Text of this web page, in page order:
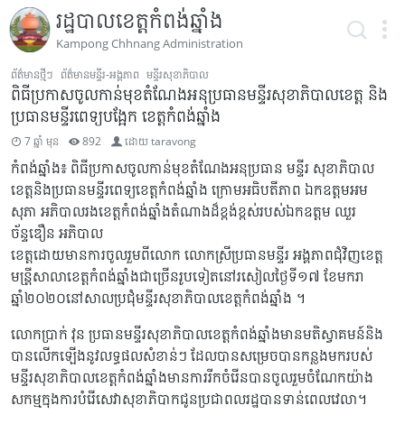
រដ្ឋបាលខេត្តកំពង់ឆ្នាំង
Kampong Chhnang Administration
ព័ត៌មានថ្មីៗ ព័ត៌មានមន្ទីរ-អង្គភាព មន្ទីរសុខាភិបាល
ពិធីប្រកាសចូលកាន់មុខតំណែងអនុប្រធានមន្ទីរសុខាភិបាលខេត្ត និង
ប្រធានមន្ទីរពេទ្យបង្អែក ខេត្តកំពង់ឆ្នាំង
7 ឆ្នាំ មុន 892 ដោយtaravong
កំពង់ឆ្នាំង៖ ពិធីប្រកាសចូលកាន់មុខតំណែងអនុប្រធាន មន្ទីរ សុខាភិបាល
ខេត្តនិងប្រធានមន្ទីរពេទ្យខេត្តកំពង់ឆ្នាំង ក្រោមអធិបតីភាព ឯកឧត្តមអម
សុភា អភិបាលរងខេត្តកំពង់ឆ្នាំងតំណាងដ៏ខ្ពង់ខ្ពស់របស់ឯកឧត្តម ឈួរ
ច័ន្ទឌឿន អភិបាល
ខេត្តដោយមានការចូលរួមពីលោក លោកស្រីប្រធានមន្ទីរ អង្គភាពជុំវិញខេត្ត
មន្រ្តីសាលាខេត្តកំពង់ឆ្នាំងជាច្រើនរូបទៀតនៅរសៀលថ្ងៃទី១៧ ខែមករា
ឆ្នាំ២០២០នៅសាលប្រជុំមន្ទីរសុខាភិបាលខេត្តកំពង់ឆ្នាំង ។
លោកប្រាក់ វុន ប្រធានមន្ទីរសុខាភិបាលខេត្តកំពង់ឆ្នាំងមានមតិស្វាគមន៍និង
បានលើកឡើងនូវលទ្ធផលសំខាន់ៗ ដែលបានសម្រេចបានកន្លងមករបស់
មន្ទីរសុខាភិបាលខេត្តកំពង់ឆ្នាំងមានការរីកចំរើនបានចូលរួមចំណែកយ៉ាង
សកម្មក្នុងការបំរើសេវាសុខាភិបាកជូនប្រជាពលរដ្ឋបានទាន់ពេលវេលា។